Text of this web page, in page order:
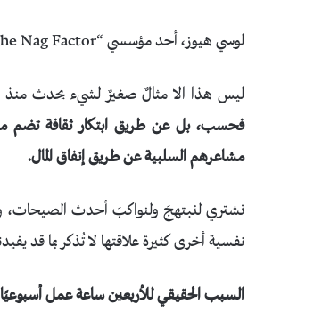
لوسي هيوز، أحد مؤسسي “The Nag Factor”
ليس هذا الا مثالٌ صغيرٌ لشيء يحدث منذ
فحسب، بل عن طريق ابتكار ثقافة تضم
مشاعرهم السلبية عن طريق إنفاق المال.
نشتري لنبتهجَ ولنواكبَ أحدث الصيحات،
نفسية أخرى كثيرة علاقتها لا تُذكر بما قد
السبب الحقيقي للأربعين ساعة عمل أسبوعيًا